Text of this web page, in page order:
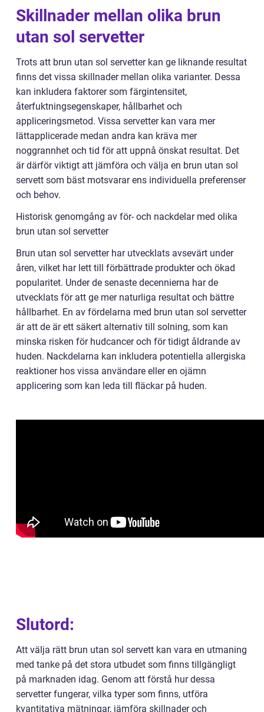
Skillnader mellan olika brun
utan sol servetter
Trots att brun utan sol servetter kan ge liknande resultat
finns det vissa skillnader mellan olika varianter. Dessa
kan inkludera faktorer som färgintensitet,
återfuktningsegenskaper, hållbarhet och
appliceringsmetod. Vissa servetter kan vara mer
lättapplicerade medan andra kan kräva mer
noggrannhet och tid för att uppnå önskat resultat. Det
är därför viktigt att jämföra och välja en brun utan sol
servett som bäst motsvarar ens individuella preferenser
och behov.
Historisk genomgång av för- och nackdelar med olika
brun utan sol servetter
Brun utan sol servetter har utvecklats avsevärt under
åren, vilket har lett till förbättrade produkter och ökad
popularitet. Under de senaste decennierna har de
utvecklats för att ge mer naturliga resultat och bättre
hållbarhet. En av fördelarna med brun utan sol servetter
är att de är ett säkert alternativ till solning, som kan
minska risken för hudcancer och för tidigt åldrande av
huden. Nackdelarna kan inkludera potentiella allergiska
reaktioner hos vissa användare eller en ojämn
applicering som kan leda till fläckar på huden.
Slutord:
Att välja rätt brun utan sol servett kan vara en utmaning
med tanke på det stora utbudet som finns tillgängligt
på marknaden idag. Genom att förstå hur dessa
servetter fungerar, vilka typer som finns, utföra
kvantitativa mätningar, jämföra skillnader och